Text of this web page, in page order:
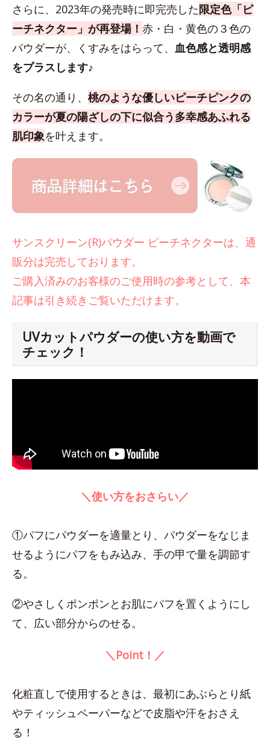
さらに、2023年の発売時に即完売した限定色「ピ
ーチネクター」が再登場！ 赤・白・黄色の３色の
パウダーが、くすみをはらって、 血色感と透明感
をプラスします♪
その名の通り、 桃のような優しいピーチピンクの
カラーが夏の陽ざしの下に似合う多幸感あふれる
肌印象を叶えます。
サンスクリーン(R)パウダー ピーチネクターは、通
販分は完売しております。
ご購入済みのお客様のご使用時の参考として、本
記事は引き続きご覧いただけます。
UVカットパウダーの使い方を動画で
チェック！
＼使い方をおさらい／
①パフにパウダーを適量とり、パウダーをなじま
せるようにパフをもみ込み、手の甲で量を調節す
る。
②やさしくポンポンとお肌にパフを置くようにし
て、広い部分からのせる。
＼Point！／
化粧直しで使用するときは、最初にあぶらとり紙
やティッシュペーパーなどで皮脂や汗をおさえ
る！